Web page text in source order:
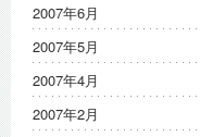
2007年6月
2007年5月
2007年4月
2007年2月